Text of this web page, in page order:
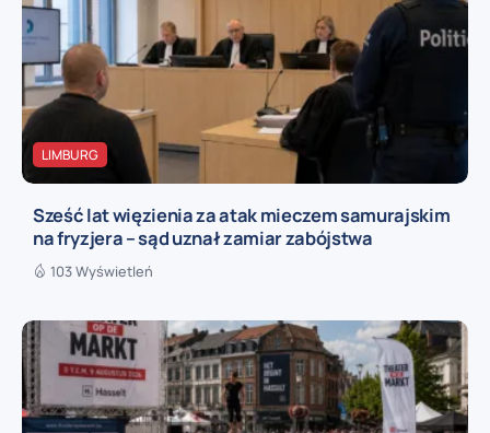
LIMBURG
Sześć lat więzienia za atak mieczem samurajskim
na fryzjera – sąd uznał zamiar zabójstwa
103 Wyświetleń